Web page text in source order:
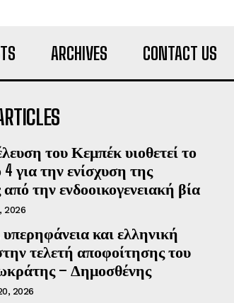
ARCHIVES CONTACT US
του Κεμπέκ υιοθετεί το
για την ενίσχυση της
την ενδοοικογενειακή βία
2026
και ελληνική
τελετή αποφοίτησης του
– Δημοσθένης
2026